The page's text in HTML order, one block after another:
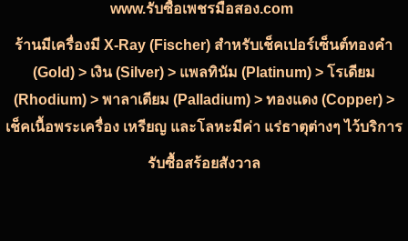
www.รับซื้อเพชรมือสอง.com
ร้านมีเครื่องมี X-Ray (Fischer) สำหรับเช็คเปอร์เซ็นต์ทองคำ
(Gold) > เงิน (Silver) > แพลทินัม (Platinum) > โรเดียม
(Rhodium) > พาลาเดียม (Palladium) > ทองแดง (Copper) >
เช็คเนื้อพระเครื่อง เหรียญ และโลหะมีค่า แร่ธาตุต่างๆ ไว้บริการ
รับซื้อสร้อยสังวาล